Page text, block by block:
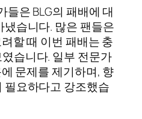
들은 BLG의 패배에 대
습니다. 많은 팬들은
할 때 이번 패배는 충
습니다. 일부 전문가
문제를 제기하며, 향
필요하다고 강조했습